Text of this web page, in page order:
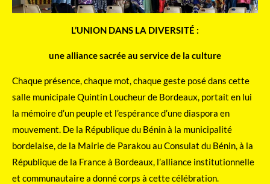
L’UNION DANS LA DIVERSITÉ :
une alliance sacrée au service de la culture
Chaque présence, chaque mot, chaque geste posé dans cette
salle municipale Quintin Loucheur de Bordeaux, portait en lui
la mémoire d’un peuple et l’espérance d’une diaspora en
mouvement. De la République du Bénin à la municipalité
bordelaise, de la Mairie de Parakou au Consulat du Bénin, à la
République de la France à Bordeaux, l’alliance institutionnelle
et communautaire a donné corps à cette célébration.